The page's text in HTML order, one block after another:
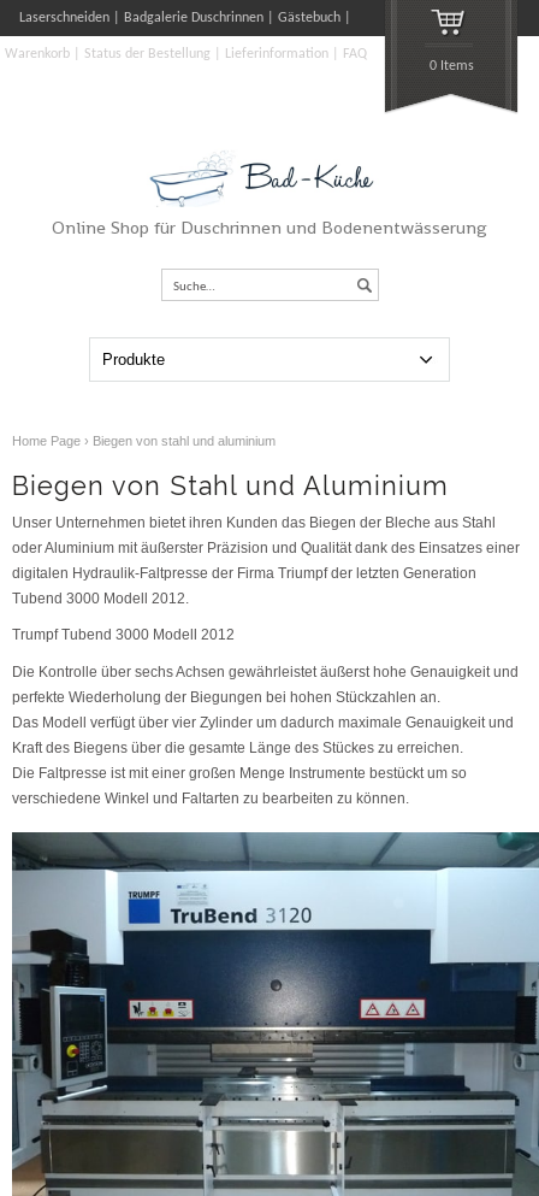
Laserschneiden Badgalerie Duschrinnen Gästebuch
Warenkorb Status der Bestellung Lieferinformation
FAQ
0 Items
Online Shop für Duschrinnen und Bodenentwässerung
Suche…
Home Page › Biegen von stahl und aluminium
Biegen von Stahl und Aluminium
Unser Unternehmen bietet ihren Kunden das Biegen der Bleche aus Stahl
oder Aluminium mit äußerster Präzision und Qualität dank des Einsatzes einer
digitalen Hydraulik-Faltpresse der Firma Triumpf der letzten Generation
Tubend 3000 Modell 2012.
Trumpf Tubend 3000 Modell 2012
Die Kontrolle über sechs Achsen gewährleistet äußerst hohe Genauigkeit und
perfekte Wiederholung der Biegungen bei hohen Stückzahlen an.
Das Modell verfügt über vier Zylinder um dadurch maximale Genauigkeit und
Kraft des Biegens über die gesamte Länge des Stückes zu erreichen.
Die Faltpresse ist mit einer großen Menge Instrumente bestückt um so
verschiedene Winkel und Faltarten zu bearbeiten zu können.